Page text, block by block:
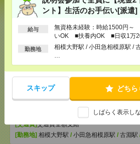
ント】生活のお手伝い[派遣]
給与
無資格未経験：時給1500円～
いOK ■扶養内OK ■日収1万
以上
勤務地
相模大野駅 / 小田急相模原駅 /
スキップ どちら
しばらく表示し
いも仕事の1つ[派遣]
OK ■扶養内OK ■日収1万2000円以上
交通費全額支給
[勤務地]相模大野駅 /小田急相模原駅/古淵駅
説明会参加で全員に【現金2千円
活のお手伝い[派遣]
無資格未経験：時給1500円～ ■週払
OK ■扶養内OK ■日収1万2000円以上
[交通費]交通費全額支給
[勤務地] 相模大野駅 / 小田急相模原駅 / 古淵駅